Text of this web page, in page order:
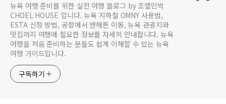
뉴욕 여행 준비를 위한 실전 여행 블로그 by 조엘민박
CHOEL HOUSE 입니다. 뉴욕 지하철 OMNY 사용법,
ESTA 신청 방법, 공항에서 맨해튼 이동, 뉴욕 관광지와
맛집까지 여행에 필요한 정보를 자세히 안내합니다. 뉴욕
여행을 처음 준비하는 분들도 쉽게 이해할 수 있는 뉴욕
여행 가이드입니다.
구독하기